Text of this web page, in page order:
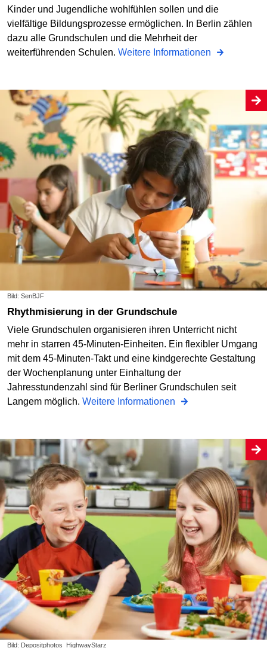
Kinder und Jugendliche wohlfühlen sollen und die
vielfältige Bildungsprozesse ermöglichen. In Berlin zählen
dazu alle Grundschulen und die Mehrheit der
weiterführenden Schulen. Weitere Informationen
Bild: SenBJF
Rhythmisierung in der Grundschule
Viele Grundschulen organisieren ihren Unterricht nicht
mehr in starren 45-Minuten-Einheiten. Ein flexibler Umgang
mit dem 45-Minuten-Takt und eine kindgerechte Gestaltung
der Wochenplanung unter Einhaltung der
Jahresstundenzahl sind für Berliner Grundschulen seit
Langem möglich. Weitere Informationen
Bild: Depositphotos_HighwayStarz